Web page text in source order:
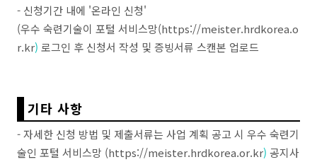
- 신청기간 내에 '온라인 신청'
(우수 숙련기술이 포털 서비스망(https://meister.hrdkorea.o
r.kr) 로그인 후 신청서 작성 및 증빙서류 스캔본 업로드
기타 사항
- 자세한 신청 방법 및 제출서류는 사업 계획 공고 시 우수 숙련기
술인 포털 서비스망 (https://meister.hrdkorea.or.kr) 공지사